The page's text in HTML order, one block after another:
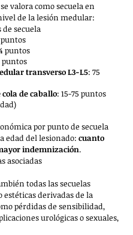
valora como secuela en
de la lesión medular:
de secuela
puntos
puntos
puntos
transverso L3-L5: 75
de caballo: 15-75 puntos
por punto de secuela
edad del lesionado: cuanto
indemnización.
asociadas
todas las secuelas
estéticas derivadas de la
pérdidas de sensibilidad,
urológicas o sexuales,